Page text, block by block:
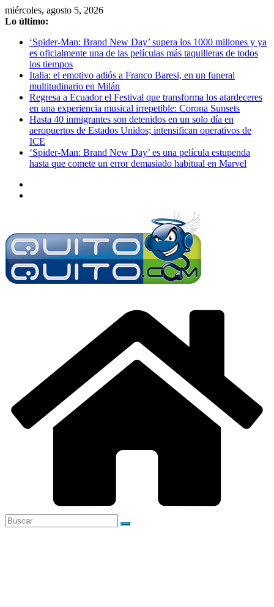
Saltar
al
miércoles, agosto 5, 2026
Lo último:
‘Spider-Man: Brand New Day’ supera los 1000 millones y ya
es oficialmente una de las películas más taquilleras de todos
los tiempos
Italia: el emotivo adiós a Franco Baresi, en un funeral
multitudinario en Milán
Regresa a Ecuador el Festival que transforma los atardeceres
en una experiencia musical irrepetible: Corona Sunsets
Hasta 40 inmigrantes son detenidos en un solo día en
aeropuertos de Estados Unidos; intensifican operativos de
ICE
‘Spider-Man: Brand New Day’ es una película estupenda
hasta que comete un error demasiado habitual en Marvel